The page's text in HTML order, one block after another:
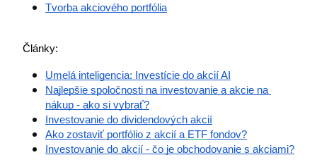
Tvorba akciového portfólia
Články:
Umelá inteligencia: Investície do akcií AI
Najlepšie spoločnosti na investovanie a akcie na
nákup - ako si vybrať?
Investovanie do dividendových akcií
Ako zostaviť portfólio z akcií a ETF fondov?
Investovanie do akcií - čo je obchodovanie s akciami?